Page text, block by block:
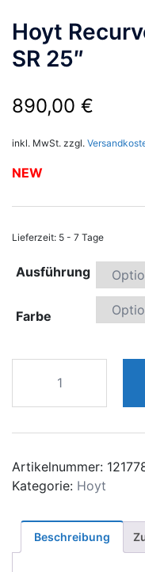
Hoyt
SR 25″
890,00 €
inkl. MwSt. zzgl.
NEW
Lieferzeit: 5 - 7 Tage
Ausführung
Farbe
Recurve
Handle
25"
Menge
Artikelnummer:
Kategorie: Hoyt
Beschreibung